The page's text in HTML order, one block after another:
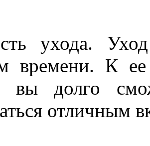
ухода.
времени. К ее
вы долго
отличным